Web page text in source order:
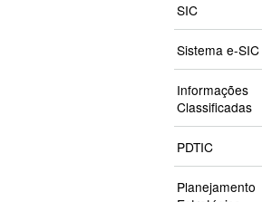
SIC
Sistema e-SIC
Informações
Classificadas
PDTIC
Planejamento